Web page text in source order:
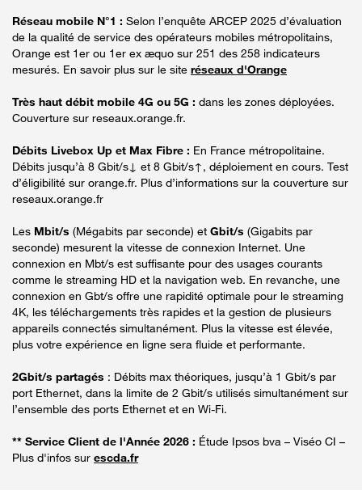
Réseau mobile N°1 : Selon l’enquête ARCEP 2025 d’évaluation
de la qualité de service des opérateurs mobiles métropolitains,
Orange est 1er ou 1er ex æquo sur 251 des 258 indicateurs
mesurés. En savoir plus sur le site réseaux d'Orange
Très haut débit mobile 4G ou 5G : dans les zones déployées.
Couverture sur reseaux.orange.fr.
Débits Livebox Up et Max Fibre : En France métropolitaine.
Débits jusqu’à 8 Gbit/s↓ et 8 Gbit/s↑, déploiement en cours. Test
d’éligibilité sur orange.fr. Plus d’informations sur la couverture sur
reseaux.orange.fr
Les Mbit/s (Mégabits par seconde) et Gbit/s (Gigabits par
seconde) mesurent la vitesse de connexion Internet. Une
connexion en Mbt/s est suffisante pour des usages courants
comme le streaming HD et la navigation web. En revanche, une
connexion en Gbt/s offre une rapidité optimale pour le streaming
4K, les téléchargements très rapides et la gestion de plusieurs
appareils connectés simultanément. Plus la vitesse est élevée,
plus votre expérience en ligne sera fluide et performante.
2Gbit/s partagés : Débits max théoriques, jusqu’à 1 Gbit/s par
port Ethernet, dans la limite de 2 Gbit/s utilisés simultanément sur
l’ensemble des ports Ethernet et en Wi-Fi.
** Service Client de l'Année 2026 : Étude Ipsos bva – Viséo CI –
Plus d'infos sur escda.fr